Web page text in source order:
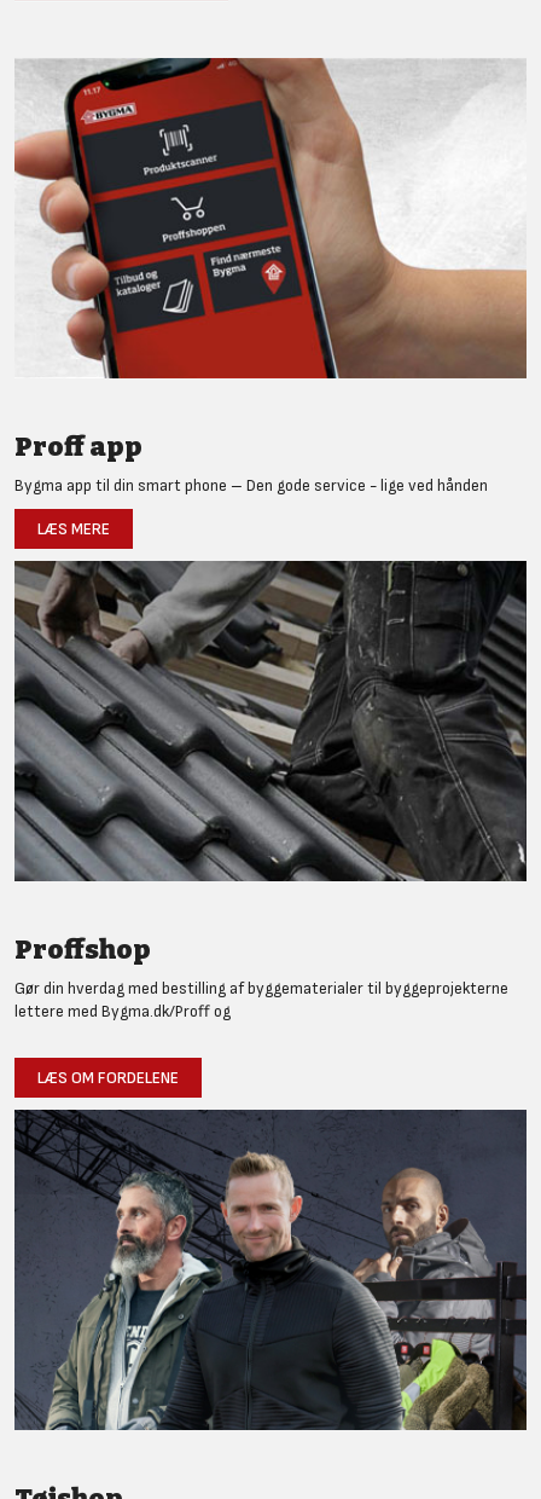
Proff app
Bygma app til din smart phone – Den gode service - lige ved hånden
LÆS MERE
Proffshop
Gør din hverdag med bestilling af byggematerialer til byggeprojekterne
lettere med Bygma.dk/Proff og
LÆS OM FORDELENE